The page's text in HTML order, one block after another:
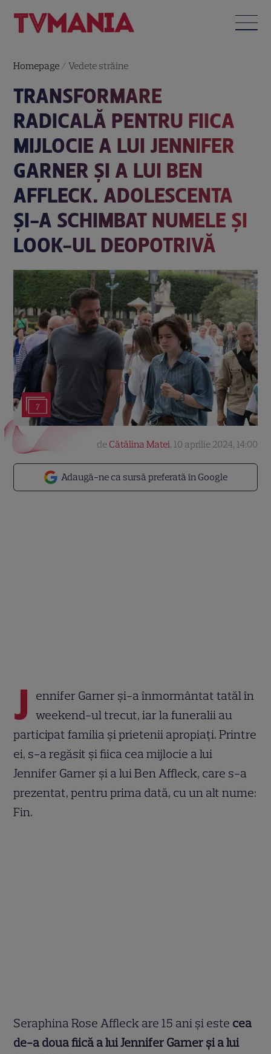
Homepage /Vedete străine
TRANSFORMARE
RADICALĂ PENTRU FIICA
MIJLOCIE A LUI JENNIFER
GARNER ȘI A LUI BEN
AFFLECK. ADOLESCENTA
ȘI-A SCHIMBAT NUMELE ȘI
LOOK-UL DEOPOTRIVĂ
7
Adaugă-ne ca sursă preferată în Google
de Cătălina Matei, 10 aprilie 2024, 14:00
J
ennifer Garner și-a înmormântat tatăl în
weekend-ul trecut, iar la funeralii au
participat familia și prietenii apropiați. Printre
ei, s-a regăsit și fiica cea mijlocie a lui
Jennifer Garner și a lui Ben Affleck, care s-a
prezentat, pentru prima dată, cu un alt nume:
Fin.
Seraphina Rose Affleck are 15 ani și este cea
de-a doua fiică a lui Jennifer Garner și a lui